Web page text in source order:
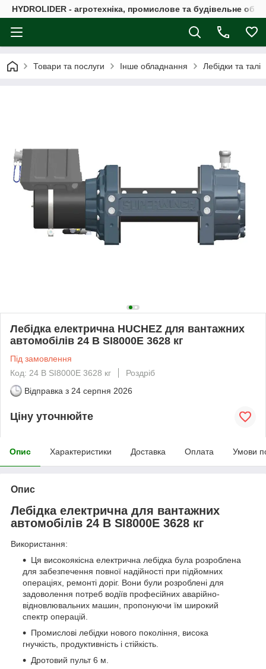
HYDROLIDER - агротехніка, промислове та будівельне
Товари та послуги Інше обладнання Лебідки та талі
Лебідка електрична HUCHEZ для вантажних
автомобілів 24 В SI8000E 3628 кг
Під замовлення
Код: 24 В SI8000E 3628 кг
Роздріб
Відправка з 24 серпня 2026
Ціну уточнюйте
Опис Характеристики Доставка Оплата Умови
Опис
Лебідка електрична для вантажних
автомобілів 24 В SI8000E 3628 кг
Використання:
Ця високоякісна електрична лебідка була розроблена
для забезпечення повної надійності при підйомних
операціях, ремонті доріг. Вони були розроблені для
задоволення потреб водіїв професійних аварійно-
відновлювальних машин, пропонуючи їм широкий
спектр операцій.
Промислові лебідки нового покоління, висока
гнучкість, продуктивність і стійкість.
Дротовий пульт 6 м.